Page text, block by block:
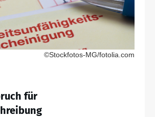
©Stockfotos-MG/fotolia.com
für